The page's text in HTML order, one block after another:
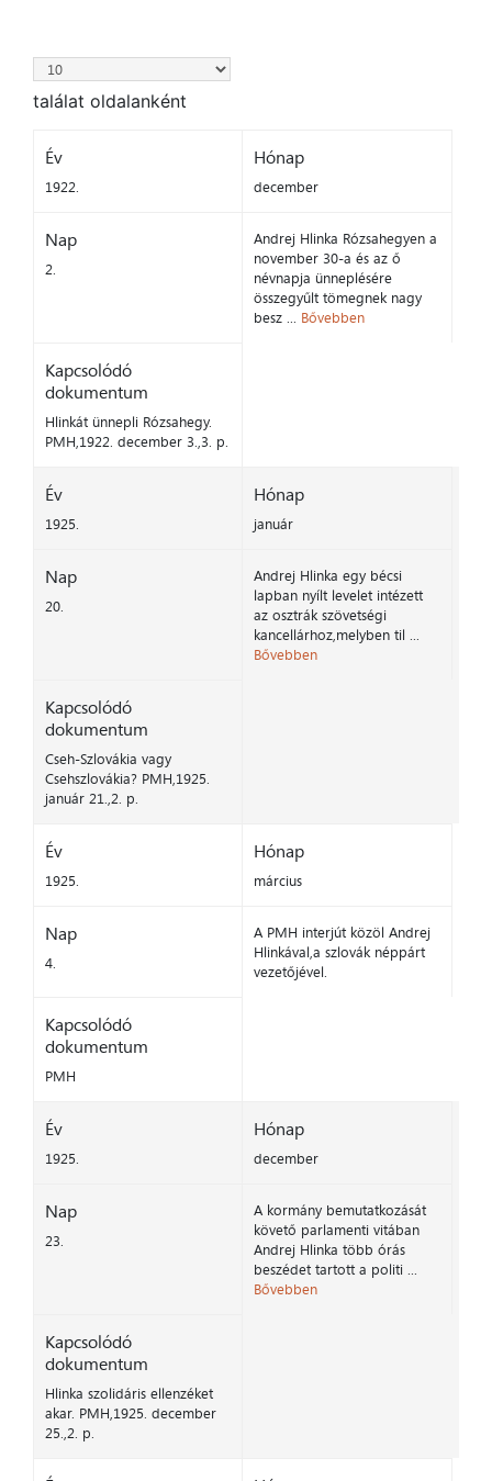
találat oldalanként
Év
1922.
Hónap
december
Nap
2.
Andrej Hlinka Rózsahegyen a
november 30-a és az ő
névnapja ünneplésére
összegyűlt tömegnek nagy
besz ... Bővebben
Kapcsolódó
dokumentum
Hlinkát ünnepli Rózsahegy.
PMH,1922. december 3.,3. p.
Év
1925.
Hónap
január
Nap
20.
Andrej Hlinka egy bécsi
lapban nyílt levelet intézett
az osztrák szövetségi
kancellárhoz,melyben til ...
Bővebben
Kapcsolódó
dokumentum
Cseh-Szlovákia vagy
Csehszlovákia? PMH,1925.
január 21.,2. p.
Év
1925.
Hónap
március
Nap
4.
A PMH interjút közöl Andrej
Hlinkával,a szlovák néppárt
vezetőjével.
Kapcsolódó
dokumentum
PMH
Év
1925.
Hónap
december
Nap
23.
A kormány bemutatkozását
követő parlamenti vitában
Andrej Hlinka több órás
beszédet tartott a politi ...
Bővebben
Kapcsolódó
dokumentum
Hlinka szolidáris ellenzéket
akar. PMH,1925. december
25.,2. p.